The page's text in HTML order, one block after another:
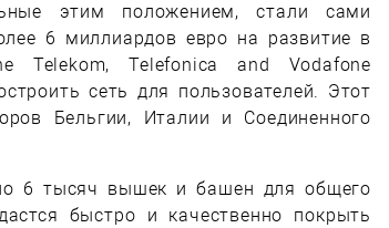
этим положением, стали сами
6 миллиардов евро на развитие в
Telekom, Telefonica and Vodafone
сеть для пользователей. Этот
Бельгии, Италии и Соединенного
6 тысяч вышек и башен для общего
быстро и качественно покрыть